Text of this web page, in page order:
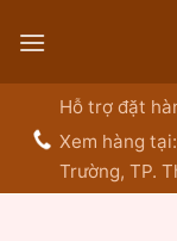
qua
Hỗ trợ đặt
Xem hàng
Trường, TP.